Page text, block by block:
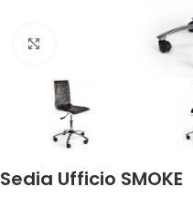
Sedia Ufficio SMOKE